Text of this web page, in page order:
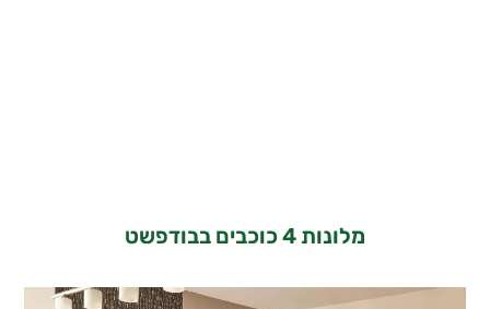
מלונות 4 כוכבים בבודפשט